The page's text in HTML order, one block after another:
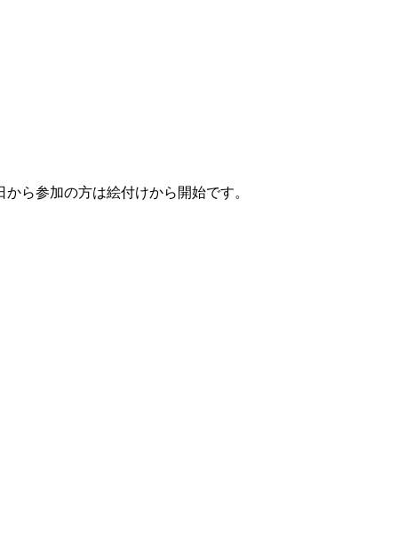
ら参加の方は絵付けから開始です。